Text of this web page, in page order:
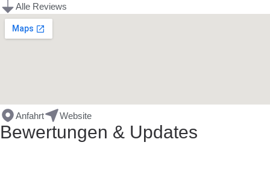
Alle Reviews
Anfahrt Website
Bewertungen & Updates